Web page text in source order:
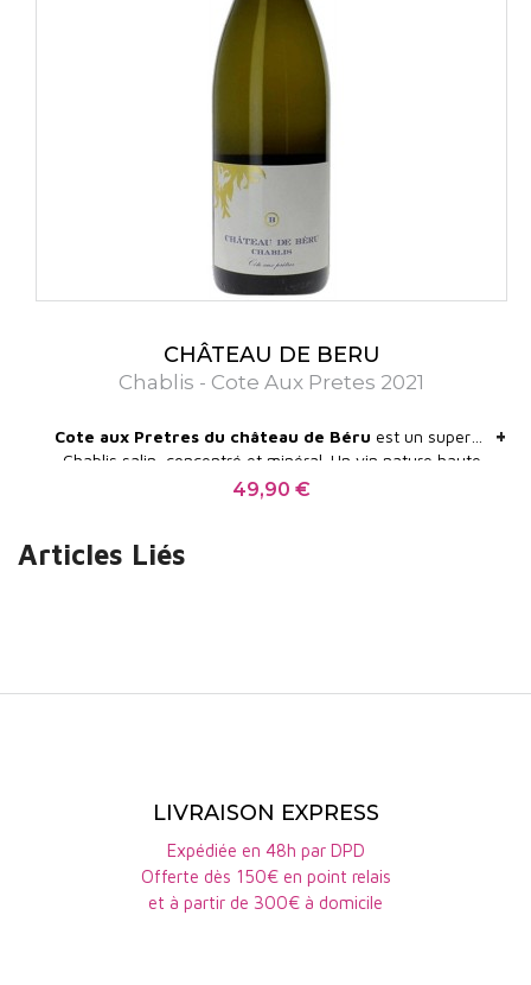
CHÂTEAU DE BERU
Chablis - Cote Aux Pretes 2021
Cote aux Pretres du château de Béru est un superbe
Chablis salin, concentré et minéral. Un vin nature haute
couture !
+
Prix
49,90 €
Articles Liés
LIVRAISON EXPRESS
Expédiée en 48h par DPD
Offerte dès 150€ en point relais
et à partir de 300€ à domicile